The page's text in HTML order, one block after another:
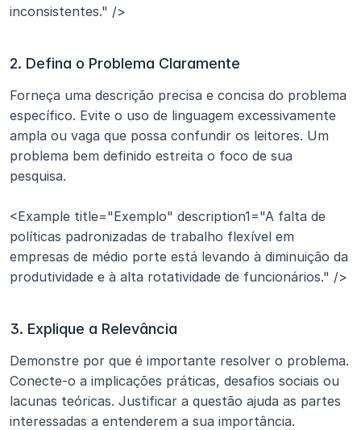
inconsistentes." />
2. Defina o Problema Claramente
Forneça uma descrição precisa e concisa do problema
específico. Evite o uso de linguagem excessivamente
ampla ou vaga que possa confundir os leitores. Um
problema bem definido estreita o foco de sua
pesquisa.
<Example title="Exemplo" description1="A falta de
políticas padronizadas de trabalho flexível em
empresas de médio porte está levando à diminuição da
produtividade e à alta rotatividade de funcionários." />
3. Explique a Relevância
Demonstre por que é importante resolver o problema.
Conecte-o a implicações práticas, desafios sociais ou
lacunas teóricas. Justificar a questão ajuda as partes
interessadas a entenderem a sua importância.